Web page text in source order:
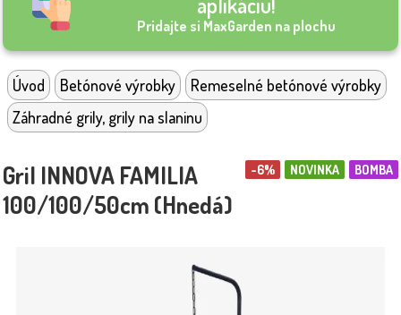
Pridajte si MaxGarden na plochu
Úvod Betónové výrobky
Remeselné betónové výrobky
Záhradné grily, grily na slaninu
BOMBA
NOVINKA
-6%
Gril INNOVA FAMILIA
100/100/50cm (Hnedá)